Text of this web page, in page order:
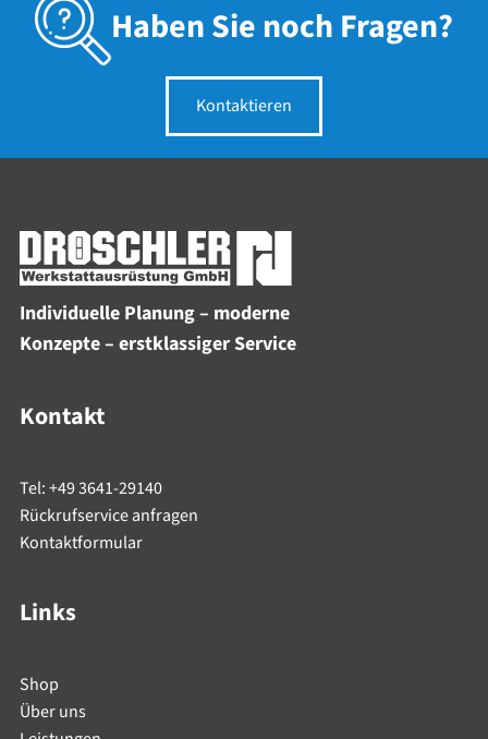
Haben Sie noch Fragen?
Kontaktieren
Individuelle Planung – moderne
Konzepte – erstklassiger Service
Kontakt
Tel: +49 3641-29140
Rückrufservice anfragen
Kontaktformular
Links
Shop
Über uns